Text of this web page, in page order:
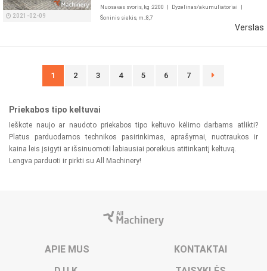
2021-02-09
Nuosavas svoris, kg :2200
Dyzelinas/akumuliatoriai
Šoninis siekis, m.:8,7
Verslas
1 2 3 4 5 6 7
Priekabos tipo keltuvai
Ieškote naujo ar naudoto priekabos tipo keltuvo kėlimo darbams atlikti?
Platus parduodamos technikos pasirinkimas, aprašymai, nuotraukos ir
kaina leis įsigyti ar išsinuomoti labiausiai poreikius atitinkantį keltuvą.
Lengva parduoti ir pirkti su All Machinery!
APIE MUS
KONTAKTAI